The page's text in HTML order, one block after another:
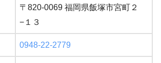
〒820-0069 福岡県飯塚市宮町２
−１３
0948-22-2779